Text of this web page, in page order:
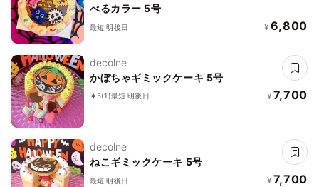
べるカラー 5号
最短 明後日 ¥ 6,800
decolne
かぼちゃギミックケーキ 5号
5(1)最短 明後日 ¥ 7,700
decolne
ねこギミックケーキ 5号
最短 明後日 ¥ 7,700